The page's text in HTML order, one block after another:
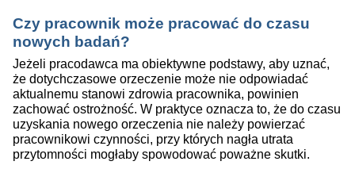
Czy pracownik może pracować do czasu
nowych badań?
Jeżeli pracodawca ma obiektywne podstawy, aby uznać,
że dotychczasowe orzeczenie może nie odpowiadać
aktualnemu stanowi zdrowia pracownika, powinien
zachować ostrożność. W praktyce oznacza to, że do czasu
uzyskania nowego orzeczenia nie należy powierzać
pracownikowi czynności, przy których nagła utrata
przytomności mogłaby spowodować poważne skutki.